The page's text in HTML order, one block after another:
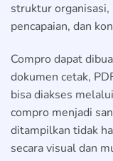
struktur
pencapaian, dan
Compro dapat
dokumen cetak,
bisa diakses
compro menjadi
ditampilkan tidak
secara visual dan